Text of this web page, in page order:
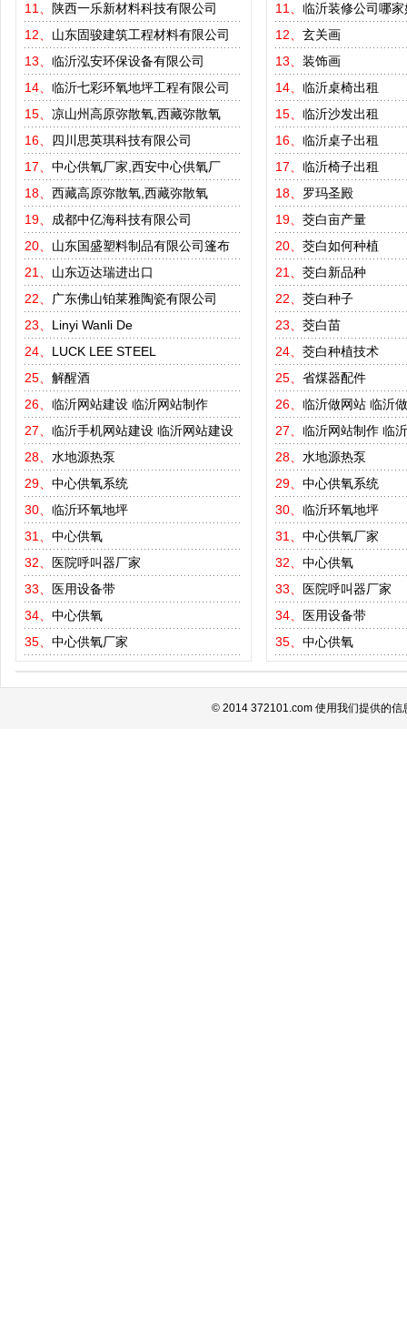
11、
陕西一乐新材料科技有限公司
12、 山东固骏建筑工程材料有限公司
13、 临沂泓安环保设备有限公司
14、 临沂七彩环氧地坪工程有限公司
15、 凉山州高原弥散氧,西藏弥散氧
16、 四川思英琪科技有限公司
17、 中心供氧厂家,西安中心供氧厂
18、 西藏高原弥散氧,西藏弥散氧
19、 成都中亿海科技有限公司
20、 山东国盛塑料制品有限公司篷布
21、 山东迈达瑞进出口
22、
广东佛山铂莱雅陶瓷有限公司
23、 Linyi Wanli De
24、 LUCK LEE STEEL
25、 解醒酒
26、 临沂网站建设 临沂网站制作
27、 临沂手机网站建设 临沂网站建设
28、 水地源热泵
29、 中心供氧系统
30、 临沂环氧地坪
31、 中心供氧
32、
医院呼叫器厂家
33、
医用设备带
34、 中心供氧
35、 中心供氧厂家
11、 临沂装修公司哪家
12、 玄关画
13、 装饰画
14、 临沂桌椅出租
15、 临沂沙发出租
16、 临沂桌子出租
17、 临沂椅子出租
18、 罗玛圣殿
19、 茭白亩产量
20、 茭白如何种植
21、 茭白新品种
22、 茭白种子
23、 茭白苗
24、 茭白种植技术
25、 省煤器配件
26、 临沂做网站 临沂
27、 临沂网站制作 临
28、 水地源热泵
29、 中心供氧系统
30、 临沂环氧地坪
31、 中心供氧厂家
32、 中心供氧
33、
医院呼叫器厂家
34、
医用设备带
35、 中心供氧
© 2014 372101.com 使用我们提供的信